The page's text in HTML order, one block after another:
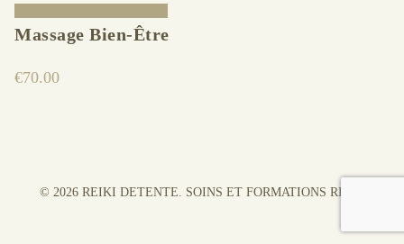
Massage Bien-Être
€70.00
© 2026 REIKI DETENTE. SOINS ET FORMATIONS REIKI